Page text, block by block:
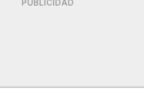
PUBLICIDAD